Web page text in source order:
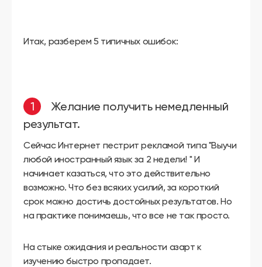
Итак, разберем 5 типичных ошибок:
Желание получить немедленный
результат.
Сейчас Интернет пестрит рекламой типа "Выучи
любой иностранный язык за 2 недели! " И
начинает казаться, что это действительно
возможно. Что без всяких усилий, за короткий
срок можно достичь достойных результатов. Но
на практике понимаешь, что все не так просто.
На стыке ожидания и реальности азарт к
изучению быстро пропадает.